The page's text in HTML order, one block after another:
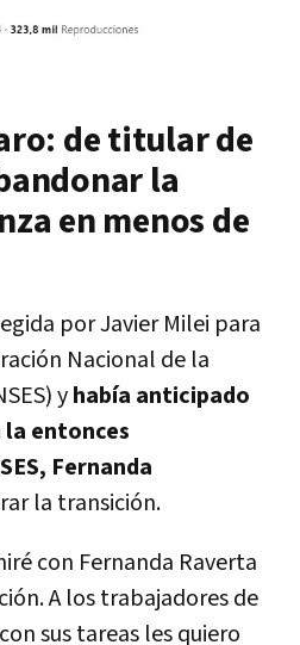
de titular de
la
en menos de
por Javier Milei para
Nacional de la
yhabía anticipado
la entonces
Fernanda
la transición.
con Fernanda Raverta
A los trabajadores de
sus tareas les quiero